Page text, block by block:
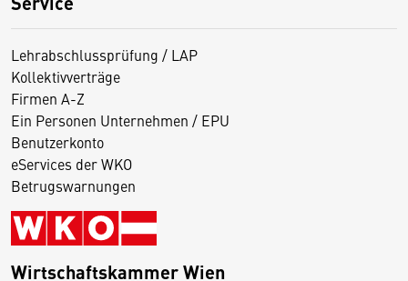
Lehrabschlussprüfung / LAP
Kollektivverträge
Firmen A-Z
Ein Personen Unternehmen / EPU
Benutzerkonto
eServices der WKO
Betrugswarnungen
Wirtschaftskammer Wien